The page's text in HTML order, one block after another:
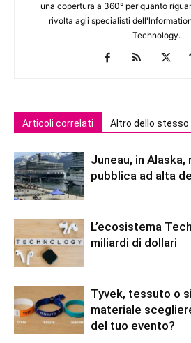
una copertura a 360° per quanto
rivolta agli specialisti
Technology.
Articoli correlati Altro dello stesso
Juneau, in Alaska,
pubblica ad alta
L’ecosistema
miliardi di dollari
Tyvek, tessuto o
materiale
del tuo evento?